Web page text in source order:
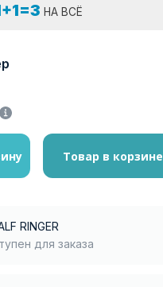
НА ВСЁ
Товар в корзине
RINGER
для заказа